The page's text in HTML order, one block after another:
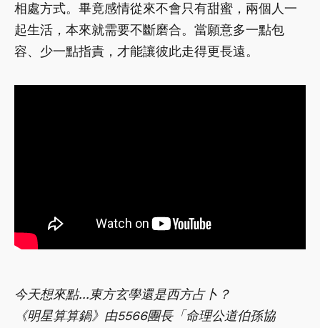
相處方式。畢竟感情從來不會只有甜蜜，兩個人一
起生活，本來就需要不斷磨合。當願意多一點包
容、少一點指責，才能讓彼此走得更長遠。
今天想來點...東方玄學還是西方占卜？
《明星算算鍋》由5566團長「命理公道伯孫協